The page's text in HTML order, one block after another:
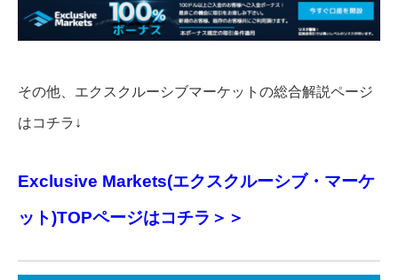
その他、エクスクルーシブマーケットの総合解説ページ
はコチラ↓
Exclusive Markets(エクスクルーシブ・マーケ
ット)TOPページはコチラ＞＞